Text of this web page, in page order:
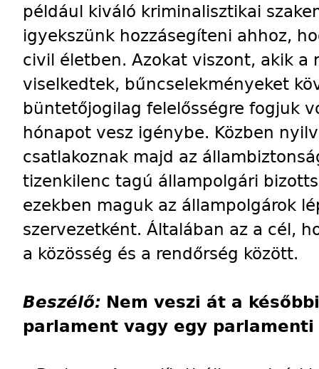
például kiváló kriminalisztikai
igyekszünk hozzásegíteni ahhoz,
civil életben. Azokat viszont, akik a
viselkedtek, bűncselekményeket
büntetőjogilag felelősségre fogjuk
hónapot vesz igénybe. Közben
csatlakoznak majd az
tizenkilenc tagú állampolgári
ezekben maguk az állampolgárok
szervezetként. Általában az a cél,
a közösség és a rendőrség között.
Beszélő: Nem veszi át a
parlament vagy egy parlamenti